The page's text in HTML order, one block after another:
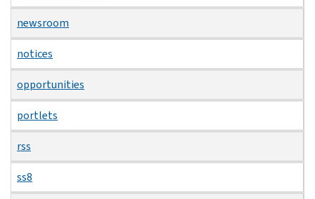
newsroom
notices
opportunities
portlets
rss
ss8